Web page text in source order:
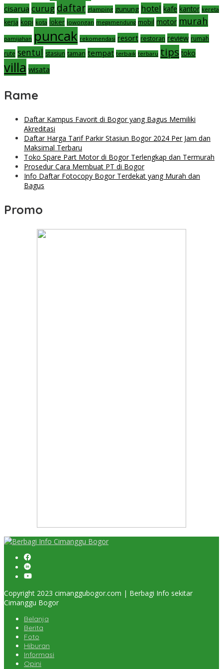
cisarua curug daftar glamping gunung hotel kafe kantor kereta
kerja kopi kota loker lowongan megamendung mobil motor murah
pamijahan puncak rekomendasi resort restoran review rumah
rute sentul stasiun taman tempat terbaik terbaru tips toko
villa wisata
Rame
Daftar Kampus Favorit di Bogor yang Bagus Memiliki
Akreditasi
Daftar Harga Tarif Parkir Stasiun Bogor 2024 Per Jam dan
Maksimal Terbaru
Toko Spare Part Motor di Bogor Terlengkap dan Termurah
Prosedur Cara Membuat PT di Bogor
Info Daftar Fotocopy Bogor Terdekat yang Murah dan
Bagus
Promo
Copyright 2023 cimanggubogor.com | Berbagi Info sekitar
Cimanggu Bogor
Belanja
Berita
Foto
Hiburan
Informasi
Opini